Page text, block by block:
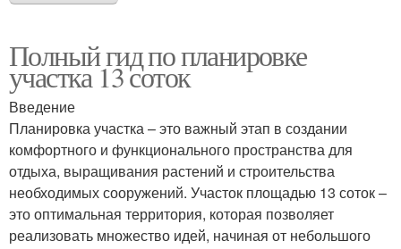
Полный гид по планировке
участка 13 соток
Введение
Планировка участка – это важный этап в создании
комфортного и функционального пространства для
отдыха, выращивания растений и строительства
необходимых сооружений. Участок площадью 13 соток –
это оптимальная территория, которая позволяет
реализовать множество идей, начиная от небольшого